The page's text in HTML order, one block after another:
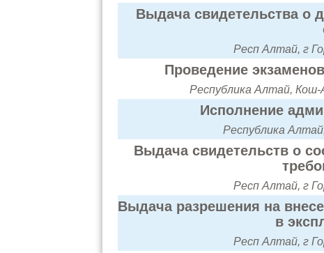
Выдача свидетельства о
Респ Алтай, г
Проведение
Республика Алтай, Кош-
Исполнение
Республика
Выдача свидетельств о
Респ Алтай, г
Выдача разрешения на
в
Респ Алтай, г